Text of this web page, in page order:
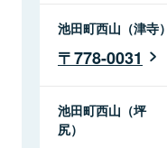
池田町西山（津寺）
778-0031
池田町西山（坪
尻）